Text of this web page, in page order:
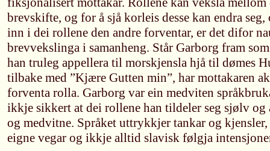
brevskifte, og for å sjå korleis desse kan endra
inn i dei rollene den andre forventar, er det difor
brevvekslinga i samanheng. Står Garborg fram
han truleg appellera til morskjensla hjå til dømes
tilbake med ”Kjære Gutten min”, har mottakaren
forventa rolla. Garborg var ein medviten
ikkje sikkert at dei rollene han tildeler seg sjølv og
og medvitne. Språket uttrykkjer tankar og
eigne vegar og ikkje alltid slavisk følgja